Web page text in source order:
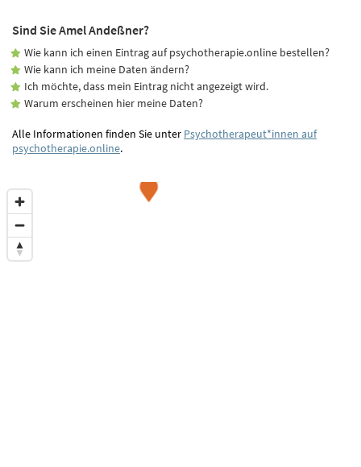
Sind Sie Amel Andeßner?
Wie kann ich einen Eintrag auf psychotherapie.online bestellen?
Wie kann ich meine Daten ändern?
Ich möchte, dass mein Eintrag nicht angezeigt wird.
Warum erscheinen hier meine Daten?
Alle Informationen finden Sie unter Psychotherapeut*innen auf
psychotherapie.online.